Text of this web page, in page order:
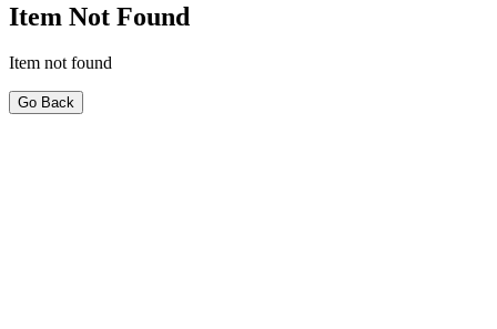
Item Not Found
Item not found
Go Back